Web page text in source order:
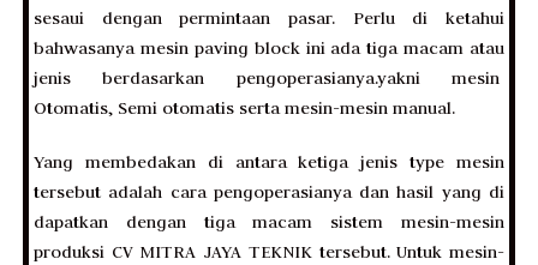
sesaui dengan permintaan pasar. Perlu di ketahui
bahwasanya mesin paving block ini ada tiga macam atau
jenis berdasarkan pengoperasianya.yakni mesin
Otomatis, Semi otomatis serta mesin-mesin manual.
Yang membedakan di antara ketiga jenis type mesin
tersebut adalah cara pengoperasianya dan hasil yang di
dapatkan dengan tiga macam sistem mesin-mesin
produksi CV MITRA JAYA TEKNIK tersebut. Untuk mesin-